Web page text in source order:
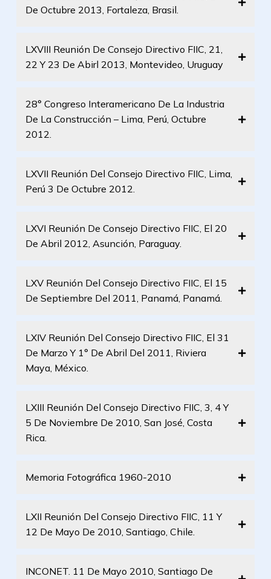
De Octubre 2013, Fortaleza, Brasil.
LXVIII Reunión De Consejo Directivo FIIC, 21,
22 Y 23 De Abirl 2013, Montevideo, Uruguay
28° Congreso Interamericano De La Industria
De La Construcción – Lima, Perú, Octubre
2012.
LXVII Reunión Del Consejo Directivo FIIC, Lima,
Perú 3 De Octubre 2012.
LXVI Reunión De Consejo Directivo FIIC, El 20
De Abril 2012, Asunción, Paraguay.
LXV Reunión Del Consejo Directivo FIIC, El 15
De Septiembre Del 2011, Panamá, Panamá.
LXIV Reunión Del Consejo Directivo FIIC, El 31
De Marzo Y 1° De Abril Del 2011, Riviera
Maya, México.
LXIII Reunión Del Consejo Directivo FIIC, 3, 4 Y
5 De Noviembre De 2010, San José, Costa
Rica.
Memoria Fotográfica 1960-2010
LXII Reunión Del Consejo Directivo FIIC, 11 Y
12 De Mayo De 2010, Santiago, Chile.
INCONET. 11 De Mayo 2010, Santiago De